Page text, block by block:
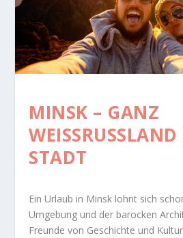
MINSK – GANZ
WEISSRUSSLAND
TADT
Ein Urlaub in Minsk lohnt sich
Umgebung und der barocken
Freunde von Geschichte und